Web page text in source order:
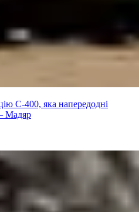
С-400, яка напередодні
Мадяр